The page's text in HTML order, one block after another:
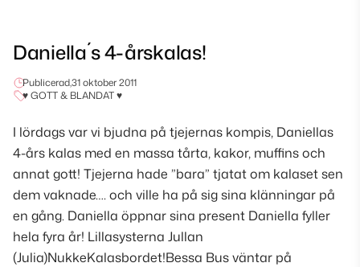
Daniella´s 4-årskalas!
Publicerad,31 oktober 2011
♥ GOTT & BLANDAT ♥
I lördags var vi bjudna på tjejernas kompis, Daniellas
4-års kalas med en massa tårta, kakor, muffins och
annat gott! Tjejerna hade ”bara” tjatat om kalaset sen
dem vaknade…. och ville ha på sig sina klänningar på
en gång. Daniella öppnar sina present Daniella fyller
hela fyra år! Lillasysterna Jullan
(Julia)NukkeKalasbordet!Bessa Bus väntar på